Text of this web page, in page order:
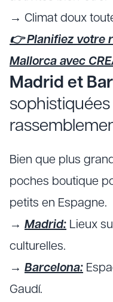
→ Climat doux
👉 Planifiez votre
Mallorca avec
Madrid et
Bien que plus
poches boutique
petits en Espagne.
→ Madrid: Lieux
culturelles.
→ Barcelona:
Gaudí.